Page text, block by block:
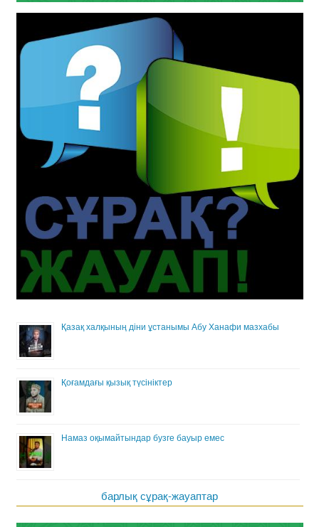
Қазақ халқының діни ұстанымы Абу Ханафи мазхабы
Қоғамдағы қызық түсініктер
Намаз оқымайтындар бузге бауыр емес
барлық сұрақ-жауаптар